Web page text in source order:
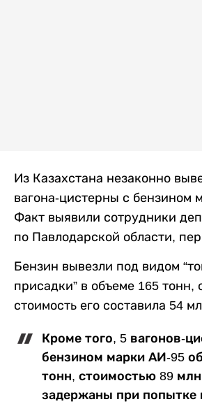
Из Казахстана незаконно
вагона-цистерны с бензином
Факт выявили сотрудники
по Павлодарской области,
Бензин вывезли под видом
присадки” в объеме 165 тонн,
стоимость его составила 54
Кроме того, 5 вагонов-
бензином марки АИ-95
тонн, стоимостью 89 млн
задержаны при попытке